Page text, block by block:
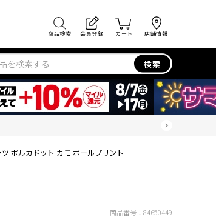
商品検索 会員登録 カート 店舗情報
検索
ポルカドット カモ ボールプリント
商品番号： 84650449